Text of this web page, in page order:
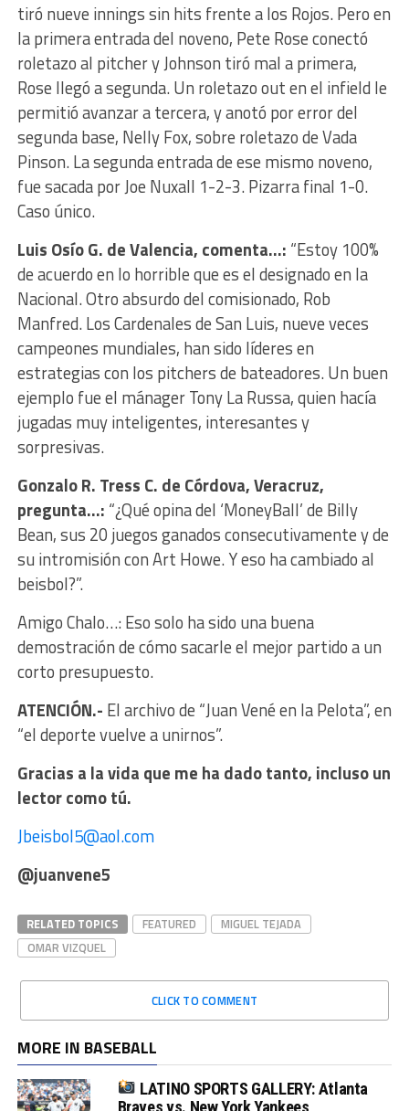
tiró nueve innings sin hits frente a los Rojos. Pero en
la primera entrada del noveno, Pete Rose conectó
roletazo al pitcher y Johnson tiró mal a primera,
Rose llegó a segunda. Un roletazo out en el infield le
permitió avanzar a tercera, y anotó por error del
segunda base, Nelly Fox, sobre roletazo de Vada
Pinson. La segunda entrada de ese mismo noveno,
fue sacada por Joe Nuxall 1-2-3. Pizarra final 1-0.
Caso único.
Luis Osío G. de Valencia, comenta…: “Estoy 100%
de acuerdo en lo horrible que es el designado en la
Nacional. Otro absurdo del comisionado, Rob
Manfred. Los Cardenales de San Luis, nueve veces
campeones mundiales, han sido líderes en
estrategias con los pitchers de bateadores. Un buen
ejemplo fue el mánager Tony La Russa, quien hacía
jugadas muy inteligentes, interesantes y
sorpresivas.
Gonzalo R. Tress C. de Córdova, Veracruz,
pregunta…: “¿Qué opina del ‘MoneyBall’ de Billy
Bean, sus 20 juegos ganados consecutivamente y de
su intromisión con Art Howe. Y eso ha cambiado al
beisbol?”.
Amigo Chalo…: Eso solo ha sido una buena
demostración de cómo sacarle el mejor partido a un
corto presupuesto.
ATENCIÓN.- El archivo de “Juan Vené en la Pelota”, en
“el deporte vuelve a unirnos”.
Gracias a la vida que me ha dado tanto, incluso un
lector como tú.
Jbeisbol5@aol.com
@juanvene5
RELATED TOPICS FEATURED
MIGUEL TEJADA
OMAR VIZQUEL
CLICK TO COMMENT
MORE IN BASEBALL
LATINO SPORTS GALLERY: Atlanta
Braves vs. New York Yankees